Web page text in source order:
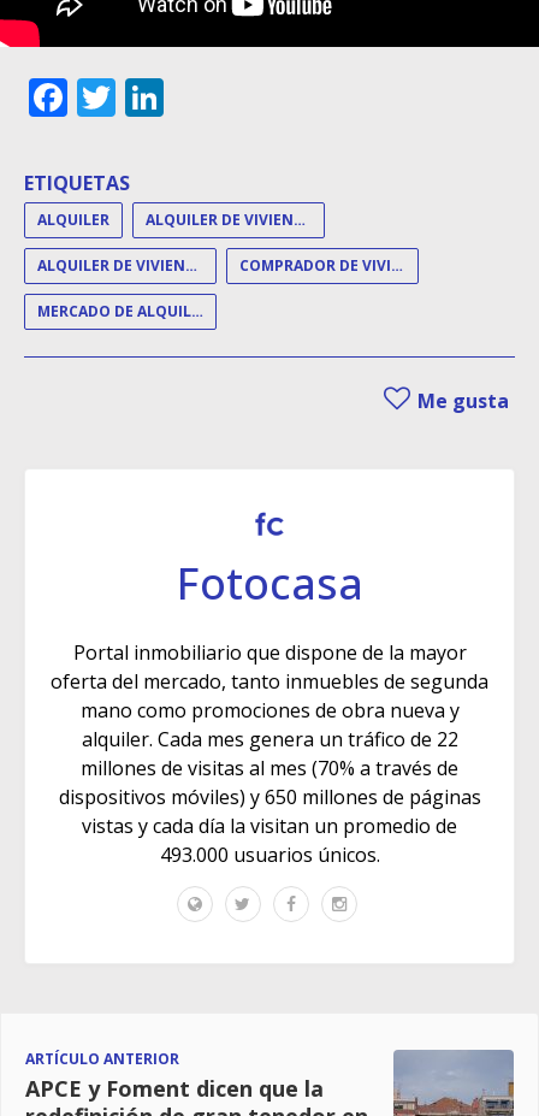
Facebook
Twitter
ETIQUETAS
ALQUILER ALQUILER DE VIVIENDA
ALQUILER DE VIVIENDAS COMPRADOR DE VIVIENDA
MERCADO DE ALQUILER
Me gusta
Fotocasa
Portal inmobiliario que dispone de la mayor
oferta del mercado, tanto inmuebles de segunda
mano como promociones de obra nueva y
alquiler. Cada mes genera un tráfico de 22
millones de visitas al mes (70% a través de
dispositivos móviles) y 650 millones de páginas
vistas y cada día la visitan un promedio de
493.000 usuarios únicos.
ARTÍCULO ANTERIOR
APCE y Foment dicen que la